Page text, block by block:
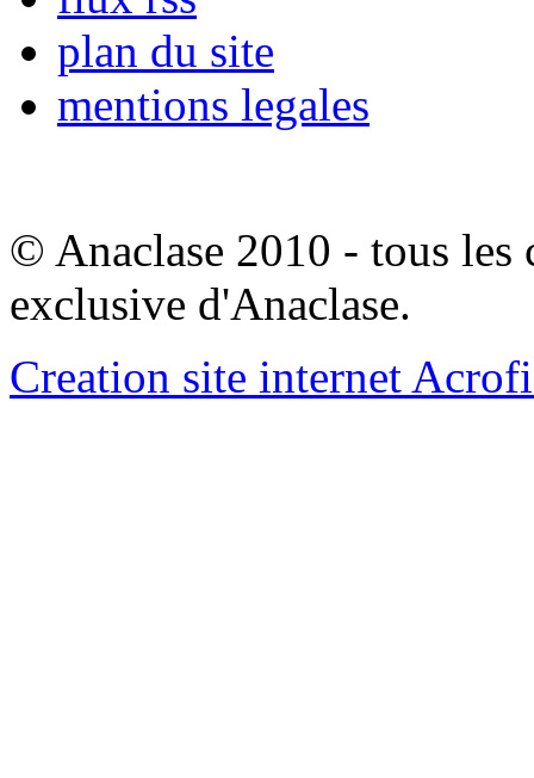
plan du site
mentions legales
© Anaclase 2010 - tous les
exclusive d'Anaclase.
Creation site internet